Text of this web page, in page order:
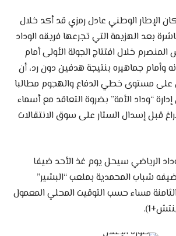
الوطني عادل رمزي قد أكد خلال
بعد الهزيمة التي تجرعها فريقه الوداد
خلال افتتاج الجولة الأولى أمام
وأمام جماهيره بنتيجة هدفين دون رد، أن
على مستوى خطي الدفاع والهجوم مطالبا
“وداد الأمة” بضروة التعاقد مع أسماء
قبل إسدال الستار على سوق الانتقالات
الرياضي سيحل يوم غذ الأحد ضيفا
شباب المحمدية بملعب “البشير”
مساء حسب التوقيت المحلي المعمول